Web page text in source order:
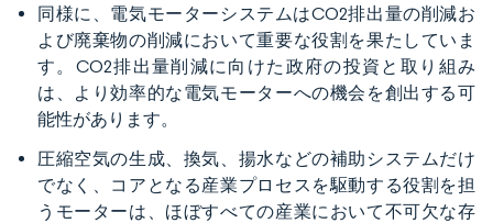
同様に、電気モーターシステムはCO2排出量の削減お
よび廃棄物の削減において重要な役割を果たしていま
す。CO2排出量削減に向けた政府の投資と取り組み
は、より効率的な電気モーターへの機会を創出する可
能性があります。
圧縮空気の生成、換気、揚水などの補助システムだけ
でなく、コアとなる産業プロセスを駆動する役割を担
うモーターは、ほぼすべての産業において不可欠な存